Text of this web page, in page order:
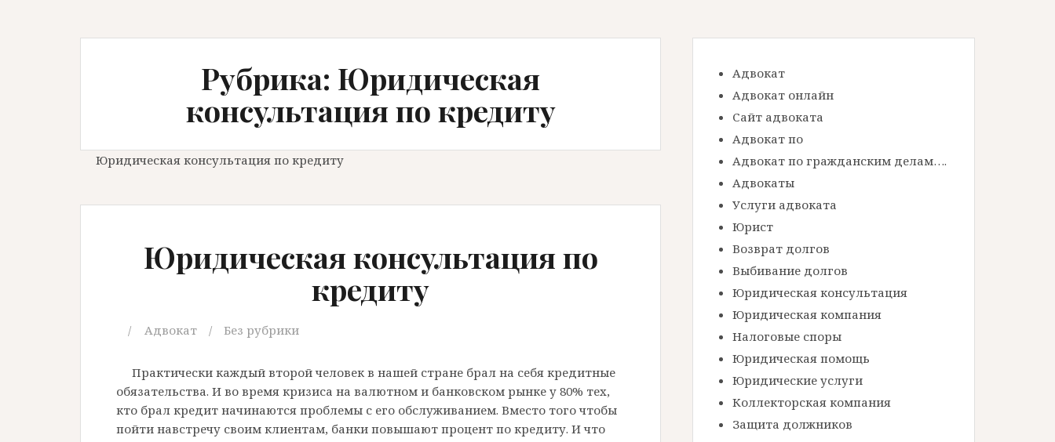
Рубрика: Юридическая
консультация по кредиту
Юридическая консультация по кредиту
Юридическая консультация по
кредиту
Адвокат Без рубрики
Практически каждый второй человек в нашей стране брал на себя кредитные
обязательства. И во время кризиса на валютном и банковском рынке у 80% тех,
кто брал кредит начинаются проблемы с его обслуживанием. Вместо того чтобы
пойти навстречу своим клиентам, банки повышают процент по кредиту. И что
Адвокат
Адвокат онлайн
Сайт адвоката
Адвокат по
Адвокат по гражданским делам….
Адвокаты
Услуги адвоката
Юрист
Возврат долгов
Выбивание долгов
Юридическая консультация
Юридическая компания
Налоговые споры
Юридическая помощь
Юридические услуги
Коллекторская компания
Защита должников